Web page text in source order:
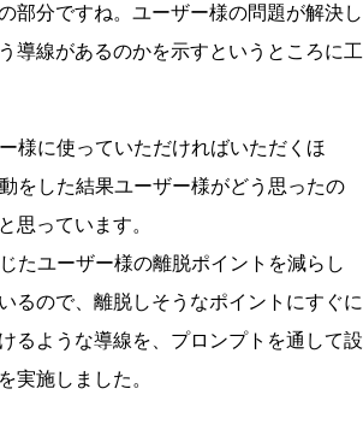
部分ですね。ユーザー様の問題が解決し
導線があるのかを示すというところに工
様に使っていただければいただくほ
をした結果ユーザー様がどう思ったの
思っています。
たユーザー様の離脱ポイントを減らし
るので、離脱しそうなポイントにすぐに
るような導線を、プロンプトを通して設
実施しました。